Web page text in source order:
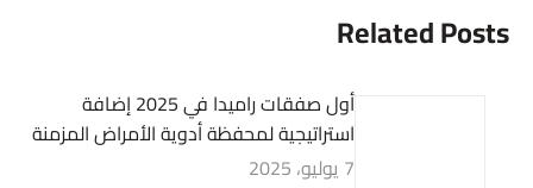
Related Posts
أول صفقات راميدا في 2025 إضافة
استراتيجية لمحفظة أدوية الأمراض المزمنة
7 يوليو، 2025